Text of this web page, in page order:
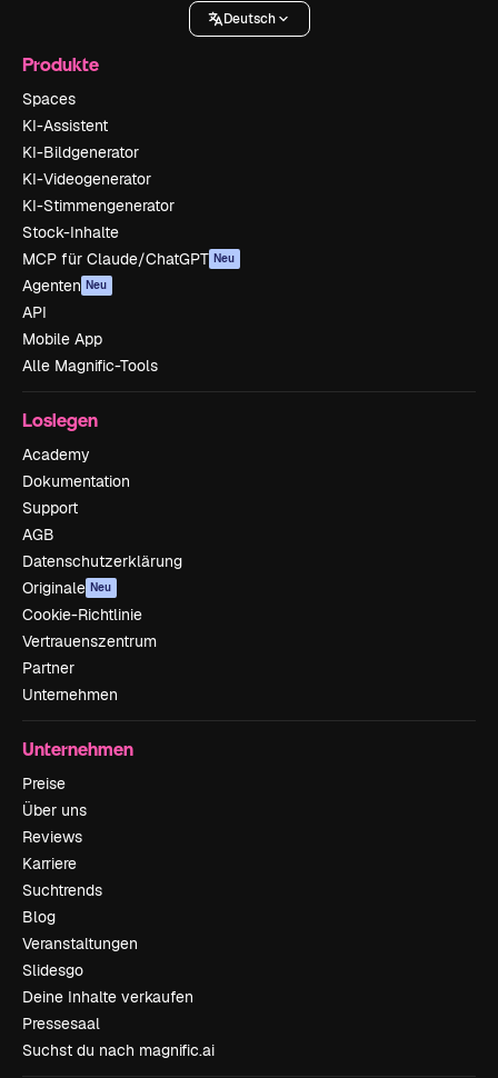
Deutsch
Produkte
Spaces
KI-Assistent
KI-Bildgenerator
KI-Videogenerator
KI-Stimmengenerator
Stock-Inhalte
MCP für Claude/ChatGPT Neu
Agenten Neu
API
Mobile App
Alle Magnific-Tools
Loslegen
Academy
Dokumentation
Support
AGB
Datenschutzerklärung
Originale Neu
Cookie-Richtlinie
Vertrauenszentrum
Partner
Unternehmen
Unternehmen
Preise
Über uns
Reviews
Karriere
Suchtrends
Blog
Veranstaltungen
Slidesgo
Deine Inhalte verkaufen
Pressesaal
Suchst du nach magnific.ai